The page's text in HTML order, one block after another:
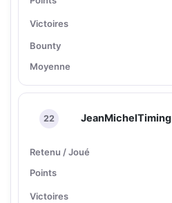
22 JeanMichelTiming